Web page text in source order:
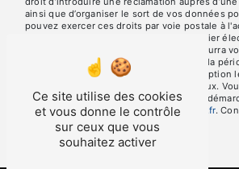
ainsi que d’organiser le sort de vos données
pouvez exercer ces droits par voie postale à
Saëns 77300 Fontainebleau ou par courrier
lca@lcasps.fr. Un justificatif d'identité pourra
Nous conservons vos données pendant la
contact puis pendant la durée de prescription
probatoires et de gestion des contentieux.
vous inscrire sur la liste d'opposition au
disponible à cette adresse:Bloctel.gouv.fr.
pour plus d’informations sur vos droits.
Ce site utilise des cookies
et vous donne le contrôle
sur ceux que vous
souhaitez activer